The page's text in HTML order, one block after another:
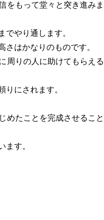
をもって堂々と突き進みま
やり通します。
はかなりのものです。
周りの人に助けてもらえる
りにされます。
めたことを完成させること
ます。